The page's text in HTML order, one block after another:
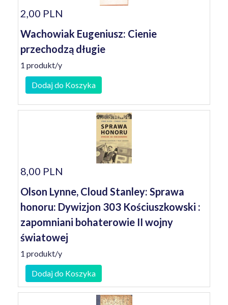
2,00 PLN
Wachowiak Eugeniusz: Cienie
przechodzą długie
1 produkt/y
Dodaj do Koszyka
8,00 PLN
Olson Lynne, Cloud Stanley: Sprawa
honoru: Dywizjon 303 Kościuszkowski :
zapomniani bohaterowie II wojny
światowej
1 produkt/y
Dodaj do Koszyka